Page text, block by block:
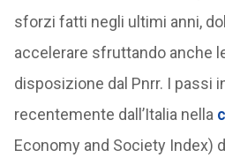
sforzi fatti negli ultimi anni,
accelerare sfruttando anche
disposizione dal Pnrr. I passi
recentemente dall’Italia nella
Economy and Society Index)